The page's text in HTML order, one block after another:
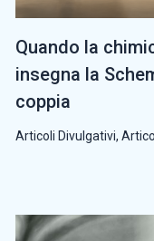
Quando la
insegna la
coppia
Articoli Divulgativi,